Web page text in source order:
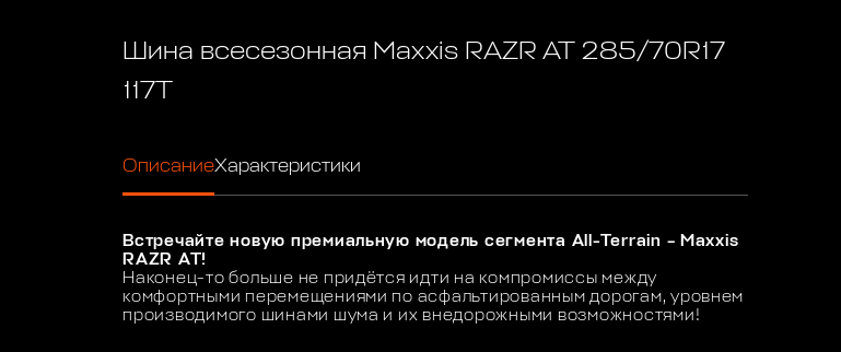
Шина всесезонная Maxxis RAZR AT 285/70R17
117T
ОписаниеХарактеристики
Встречайте новую премиальную модель сегмента All-Terrain – Maxxis
RAZR AT!
Наконец-то больше не придётся идти на компромиссы между
комфортными перемещениями по асфальтированным дорогам, уровнем
производимого шинами шума и их внедорожными возможностями!